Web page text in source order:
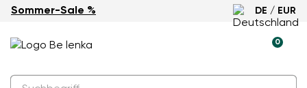
Sommer-Sale % DE / EUR
0